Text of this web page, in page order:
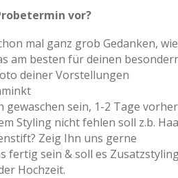
vor?
mal ganz grob Gedanken,
am besten für deinen
deiner Vorstellungen
gewaschen sein, 1-2 Tage
Styling nicht fehlen soll z.b.
Zeig Ihn uns gerne
fertig sein & soll es
Hochzeit.